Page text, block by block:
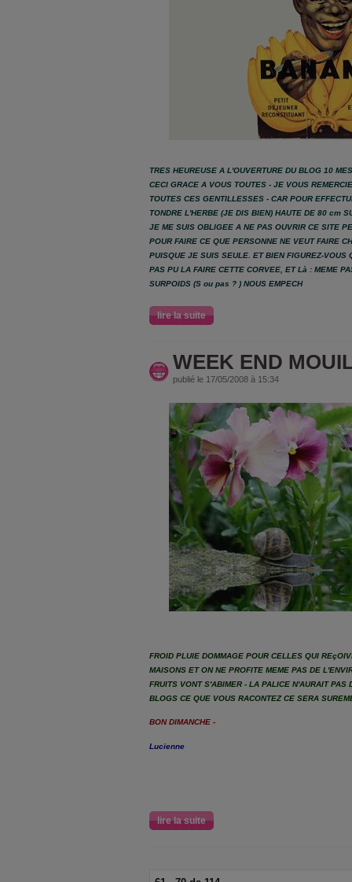
TRES HEUREUSE A L'OUVERTURE DU BLOG 10
CECI GRACE A VOUS TOUTES - JE VOUS
TOUTES CES GENTILLESSES - CAR POUR
TONDRE L'HERBE (JE DIS BIEN) HAUTE DE 80 cm
JE ME SUIS OBLIGEE A NE PAS OUVRIR CE SITE
POUR FAIRE CE QUE PERSONNE NE VEUT FAIRE
PUISQUE JE SUIS SEULE. ET BIEN FIGUREZ-VOUS
PAS PU LA FAIRE CETTE CORVEE, ET Là : MEME
SURPOIDS (S ou pas ? ) NOUS EMPECH
lire la suite
WEEK END
publié le 17/05/2008 à 15:34
FROID PLUIE DOMMAGE POUR CELLES QUI
MAISONS ET ON NE PROFITE MEME PAS DE
FRUITS VONT S'ABIMER - LA PALICE N'AURAIT PAS
BLOGS CE QUE VOUS RACONTEZ CE SERA
BON DIMANCHE -
Lucienne
lire la suite